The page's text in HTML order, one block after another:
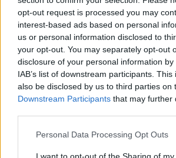
opt-out request is processed you may
interest-based ads based on personal
us or personal information disclosed to
your opt-out. You may separately opt-out
disclosure of your personal information
IAB’s list of downstream participants.
also be disclosed by us to third parties on
Downstream Participants that may further
Please note that this website/app uses
Personal Data Processing Opt Outs
γιατί η Ελένη ήταν 5 χρόνια στην
μας είχε πει ότι θα φύγει οπότε
τιμήσω. Για τον Δημήτρη επειδή
φύγει από τη εκπομπή, δεν του
κόσμο. Κατάλαβα ότι είχε αυτό
το ήξερα σε εκείνη τη φάση. Με
με πήρε τηλέφωνο και κάνουμε
στιγμή μπροστά σας.
Μου είχε πει πριν από αυτό το